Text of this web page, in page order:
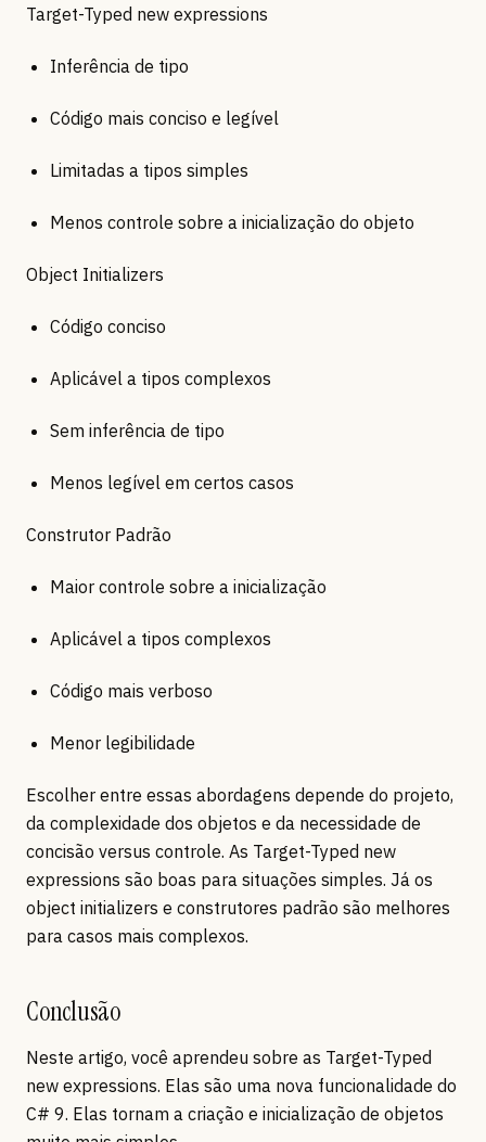
Target-Typed new expressions
Inferência de tipo
Código mais conciso e legível
Limitadas a tipos simples
Menos controle sobre a inicialização do objeto
Object Initializers
Código conciso
Aplicável a tipos complexos
Sem inferência de tipo
Menos legível em certos casos
Construtor Padrão
Maior controle sobre a inicialização
Aplicável a tipos complexos
Código mais verboso
Menor legibilidade
Escolher entre essas abordagens depende do projeto,
da complexidade dos objetos e da necessidade de
concisão versus controle. As Target-Typed new
expressions são boas para situações simples. Já os
object initializers e construtores padrão são melhores
para casos mais complexos.
Conclusão
Neste artigo, você aprendeu sobre as Target-Typed
new expressions. Elas são uma nova funcionalidade do
C# 9. Elas tornam a criação e inicialização de objetos